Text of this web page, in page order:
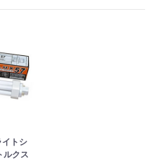
イトシ
ルクス